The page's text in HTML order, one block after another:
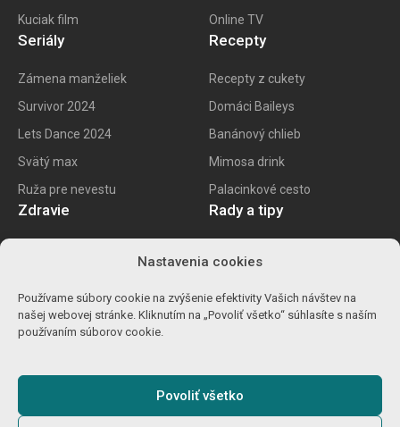
Nastavenia cookies
Používame súbory cookie na zvýšenie efektivity Vašich návštev na
našej webovej stránke. Kliknutím na „Povoliť všetko“ súhlasíte s naším
používaním súborov cookie.
Povoliť všetko
Kuciak film
Online TV
Seriály
Zámena manželiek
Survivor 2024
Lets Dance 2024
Svätý max
Ruža pre nevestu
Recepty
Recepty z cukety
Domáci Baileys
Banánový chlieb
Mimosa drink
Palacinkové cesto
Zdravie
Ako znížiť cholesterol
Ůľava pri migréne
Rady a tipy
Ako na životopis